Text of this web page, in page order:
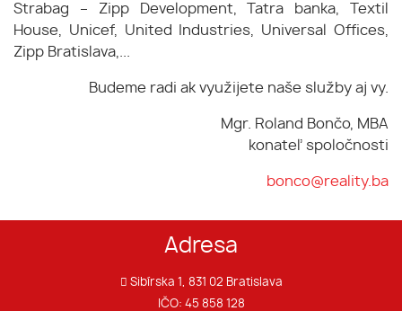
Strabag – Zipp Development, Tatra banka, Textil
House, Unicef, United Industries, Universal Offices,
Zipp Bratislava,...
Budeme radi ak využijete naše služby aj vy.
Mgr. Roland Bončo, MBA
konateľ spoločnosti
bonco@reality.ba
Adresa
Sibírska 1, 831 02 Bratislava
IČO: 45 858 128